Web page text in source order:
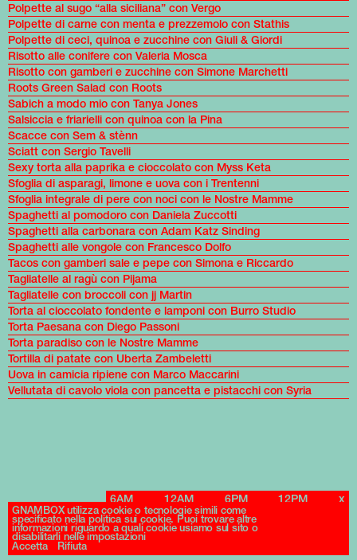
Polpette al sugo “alla siciliana” con Vergo
Polpette di carne con menta e prezzemolo con Stathis
Polpette di ceci, quinoa e zucchine con Giuli & Giordi
Risotto alle conifere con Valeria Mosca
Risotto con gamberi e zucchine con Simone Marchetti
Roots Green Salad con Roots
Sabich a modo mio con Tanya Jones
Salsiccia e friarielli con quinoa con la Pina
Scacce con Sem & stènn
Sciatt con Sergio Tavelli
Sexy torta alla paprika e cioccolato con Myss Keta
Sfoglia di asparagi, limone e uova con i Trentenni
Sfoglia integrale di pere con noci con le Nostre Mamme
Spaghetti al pomodoro con Daniela Zuccotti
Spaghetti alla carbonara con Adam Katz Sinding
Spaghetti alle vongole con Francesco Dolfo
Tacos con gamberi sale e pepe con Simona e Riccardo
Tagliatelle al ragù con Pijama
Tagliatelle con broccoli con jj Martin
Torta al cioccolato fondente e lamponi con Burro Studio
Torta Paesana con Diego Passoni
Torta paradiso con le Nostre Mamme
Tortilla di patate con Uberta Zambeletti
Uova in camicia ripiene con Marco Maccarini
Vellutata di cavolo viola con pancetta e pistacchi con Syria
Archives
6AM 12AM 6PM 12PM x
GNAMBOX utilizza cookie o tecnologie simili come
specificato nella politica sui cookie. Puoi trovare altre
informazioni riguardo a quali cookie usiamo sul sito o
disabilitarli nelle impostazioni
Accetta Rifiuta